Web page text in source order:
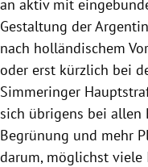
an aktiv mit
Gestaltung der
nach holländischem
oder erst kürzlich bei
Simmeringer
sich übrigens bei allen
Begrünung und mehr
darum, möglichst viele